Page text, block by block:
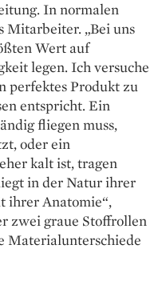
In normalen
Mitarbeiter. „Bei uns
Wert auf
legen. Ich versuche
perfektes Produkt zu
entspricht. Ein
fliegen muss,
oder ein
kalt ist, tragen
in der Natur ihrer
ihrer Anatomie“,
zwei graue Stoffrollen
Materialunterschiede